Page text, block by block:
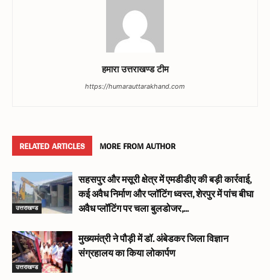
हमारा उत्तराखण्ड टीम
https://humarauttarakhand.com
RELATED ARTICLES MORE FROM AUTHOR
उत्तराखण्ड
सहसपुर और मसूरी क्षेत्र में एमडीडीए की बड़ी कार्रवाई,
कई अवैध निर्माण और प्लॉटिंग ध्वस्त, शेरपुर में पांच बीघा
अवैध प्लॉटिंग पर चला बुलडोजर,...
उत्तराखण्ड
मुख्यमंत्री ने पौड़ी में डॉ. अंबेडकर जिला विज्ञान
संग्रहालय का किया लोकार्पण